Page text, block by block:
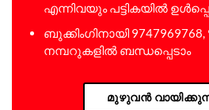
എന്നിവയും പട്ടികയിൽ
ബുക്കിംഗിനായി 9747969768,
നമ്പറുകളിൽ ബന്ധപ്പെടാം
മുഴുവൻ